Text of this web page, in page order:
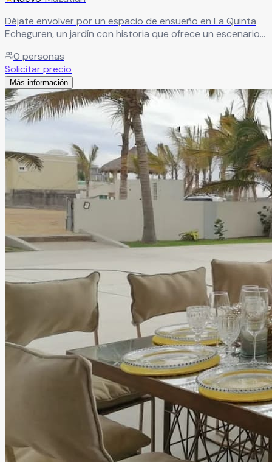
Déjate envolver por un espacio de ensueño en La Quinta
Echeguren, un jardín con historia que ofrece un escenario
perteneciente a una de las familias más destacadas de
Mazatlán en el siglo XIX, hoy sus majestuosas ruinas
aportan un aire de romanticismo y misterio, creando el
ambiente perfecto para una boda inolvidable con vistas
impresionantes.Leer más
0 personas
Solicitar precio
Más información